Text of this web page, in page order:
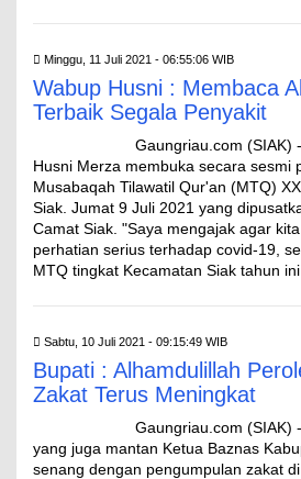
Minggu, 11 Juli 2021 - 06:55:06 WIB
Wabup Husni : Membaca
Terbaik Segala Penyakit
Gaungriau.com (SIAK)
Husni Merza membuka secara sesmi
Musabaqah Tilawatil Qur'an (MTQ)
Siak. Jumat 9 Juli 2021 yang
Camat Siak. "Saya mengajak agar
perhatian serius terhadap covid-19,
MTQ tingkat Kecamatan Siak tahun
Sabtu, 10 Juli 2021 - 09:15:49 WIB
Bupati : Alhamdulillah
Zakat Terus Meningkat
Gaungriau.com (SIAK)
yang juga mantan Ketua Baznas
senang dengan pengumpulan zakat